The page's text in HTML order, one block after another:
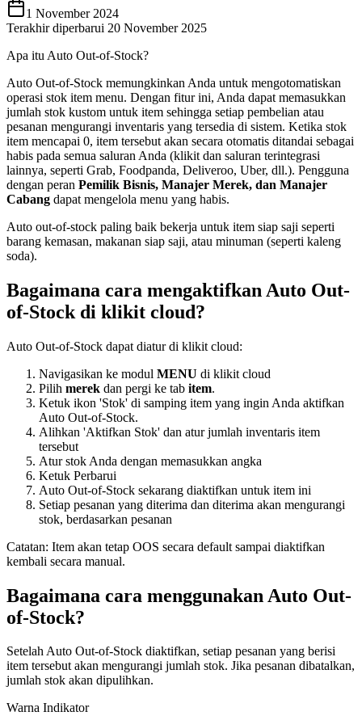
1 November 2024
Terakhir diperbarui 20 November 2025
Apa itu Auto Out-of-Stock?
Auto Out-of-Stock memungkinkan Anda untuk mengotomatiskan
operasi stok item menu. Dengan fitur ini, Anda dapat memasukkan
jumlah stok kustom untuk item sehingga setiap pembelian atau
pesanan mengurangi inventaris yang tersedia di sistem. Ketika stok
item mencapai 0, item tersebut akan secara otomatis ditandai sebagai
habis pada semua saluran Anda (klikit dan saluran terintegrasi
lainnya, seperti Grab, Foodpanda, Deliveroo, Uber, dll.). Pengguna
dengan peran Pemilik Bisnis, Manajer Merek, dan Manajer
Cabang dapat mengelola menu yang habis.
Auto out-of-stock paling baik bekerja untuk item siap saji seperti
barang kemasan, makanan siap saji, atau minuman (seperti kaleng
soda).
Bagaimana cara mengaktifkan Auto Out-
of-Stock di klikit cloud?
Auto Out-of-Stock dapat diatur di klikit cloud:
Navigasikan ke modul MENU di klikit cloud
Pilih merek dan pergi ke tab item.
Ketuk ikon 'Stok' di samping item yang ingin Anda aktifkan
Auto Out-of-Stock.
Alihkan 'Aktifkan Stok' dan atur jumlah inventaris item
tersebut
Atur stok Anda dengan memasukkan angka
Ketuk Perbarui
Auto Out-of-Stock sekarang diaktifkan untuk item ini
Setiap pesanan yang diterima dan diterima akan mengurangi
stok, berdasarkan pesanan
Catatan: Item akan tetap OOS secara default sampai diaktifkan
kembali secara manual.
Bagaimana cara menggunakan Auto Out-
of-Stock?
Setelah Auto Out-of-Stock diaktifkan, setiap pesanan yang berisi
item tersebut akan mengurangi jumlah stok. Jika pesanan dibatalkan,
jumlah stok akan dipulihkan.
Warna Indikator